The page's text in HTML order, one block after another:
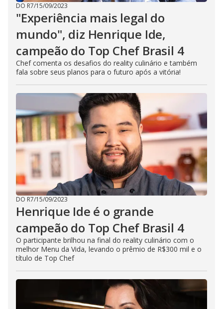
DO R7/15/09/2023
"Experiência mais legal do
mundo", diz Henrique Ide,
campeão do Top Chef Brasil 4
Chef comenta os desafios do reality culinário e também
fala sobre seus planos para o futuro após a vitória!
DO R7/15/09/2023
Henrique Ide é o grande
campeão do Top Chef Brasil 4
O participante brilhou na final do reality culinário com o
melhor Menu da Vida, levando o prêmio de R$300 mil e o
título de Top Chef